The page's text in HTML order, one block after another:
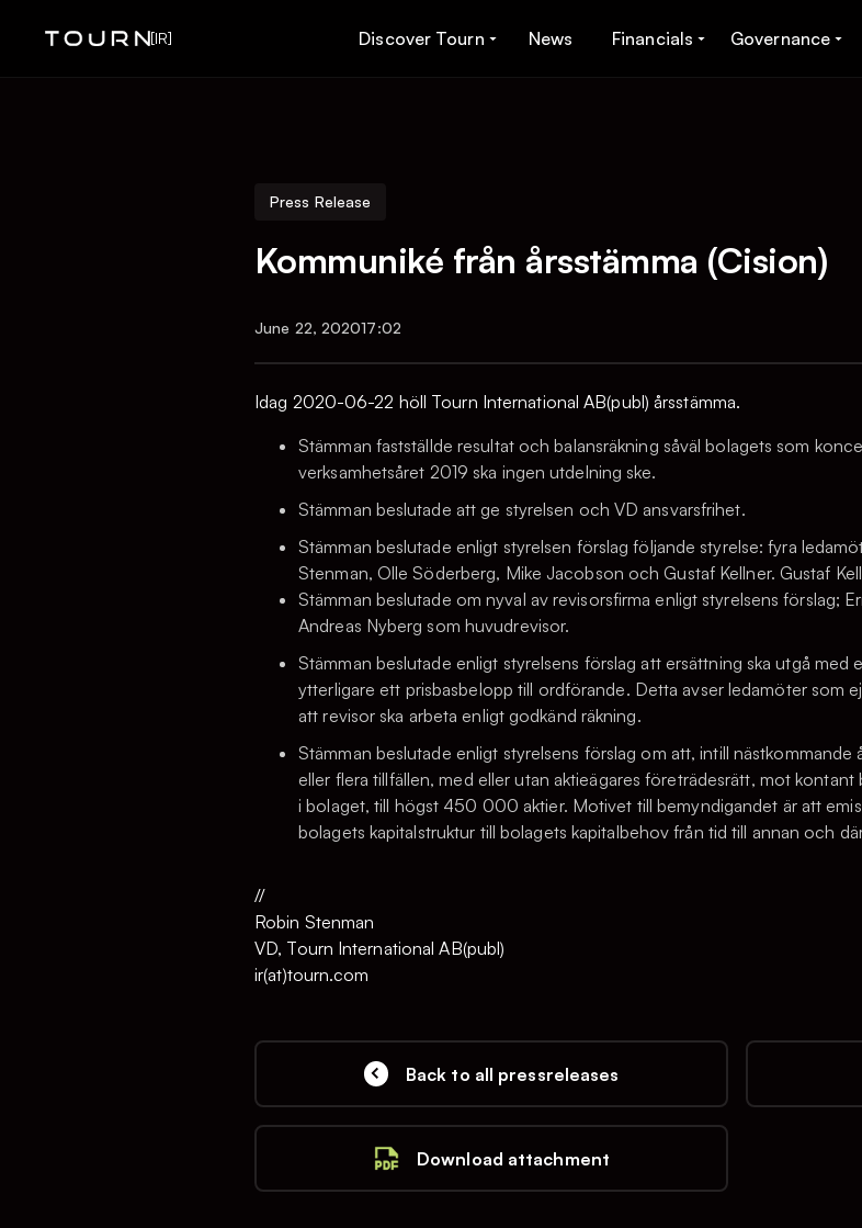
[IR] Discover Tourn News Financials Governance
Press Release
Kommuniké från årsstämma (Cision)
June 22, 202017:02
Idag 2020-06-22 höll Tourn International AB(publ) årsstämma.
Stämman fastställde resultat och balansräkning såväl bolagets som
verksamhetsåret 2019 ska ingen utdelning ske.
Stämman beslutade att ge styrelsen och VD ansvarsfrihet.
Stämman beslutade enligt styrelsen förslag följande styrelse: fyra
Stenman, Olle Söderberg, Mike Jacobson och Gustaf Kellner. Gustaf
Stämman beslutade om nyval av revisorsfirma enligt styrelsens förslag;
Andreas Nyberg som huvudrevisor.
Stämman beslutade enligt styrelsens förslag att ersättning ska utgå med
ytterligare ett prisbasbelopp till ordförande. Detta avser ledamöter som
att revisor ska arbeta enligt godkänd räkning.
Stämman beslutade enligt styrelsens förslag om att, intill
eller flera tillfällen, med eller utan aktieägares företrädesrätt, mot
i bolaget, till högst 450 000 aktier. Motivet till bemyndigandet är att
bolagets kapitalstruktur till bolagets kapitalbehov från tid till annan och
//
Robin Stenman
VD, Tourn International AB(publ)
ir(at)tourn.com
Back to all pressreleases
Download attachment